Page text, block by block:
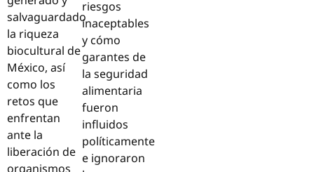
salvaguardado
la riqueza
biocultural de
México, así
como los
retos que
enfrentan
ante la
liberación de
organismos
riesgos
inaceptables
y cómo
garantes de
la seguridad
alimentaria
fueron
influidos
políticamente
e ignoraron